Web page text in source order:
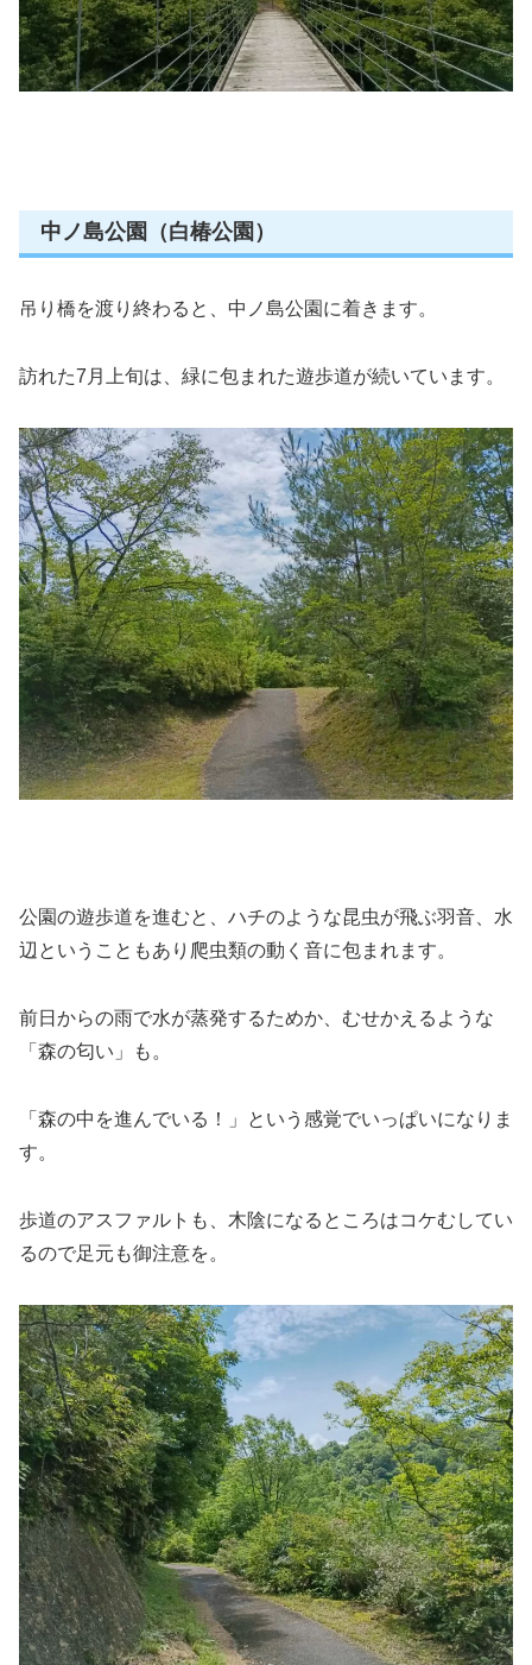
中ノ島公園（白椿公園）
吊り橋を渡り終わると、中ノ島公園に着きます。
訪れた7月上旬は、緑に包まれた遊歩道が続いています。
公園の遊歩道を進むと、ハチのような昆虫が飛ぶ羽音、水
辺ということもあり爬虫類の動く音に包まれます。
前日からの雨で水が蒸発するためか、むせかえるような
「森の匂い」も。
「森の中を進んでいる！」という感覚でいっぱいになりま
す。
歩道のアスファルトも、木陰になるところはコケむしてい
るので足元も御注意を。